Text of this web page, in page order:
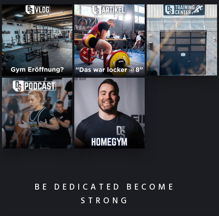
BE DEDICATED BECOME
STRONG